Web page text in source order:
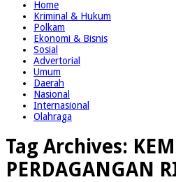
Home
Kriminal & Hukum
Polkam
Ekonomi & Bisnis
Sosial
Advertorial
Umum
Daerah
Nasional
Internasional
Olahraga
Tag Archives:
PERDAGANGAN